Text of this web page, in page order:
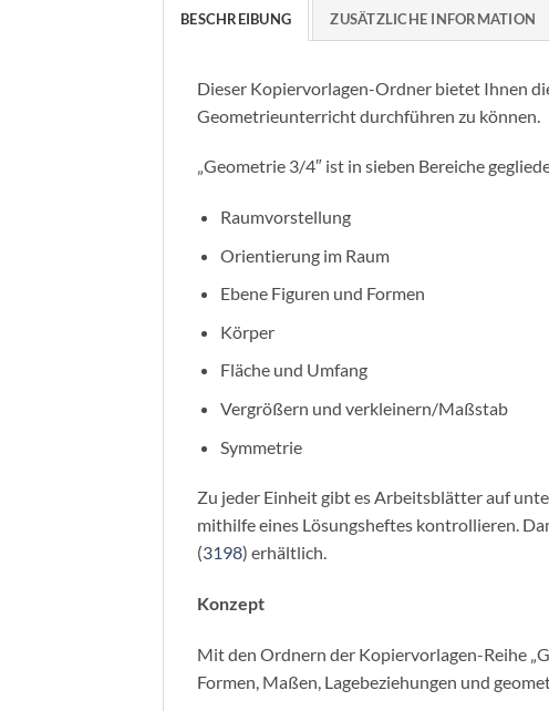
BESCHREIBUNG ZUSÄTZLICHE INFORMATION
Dieser Kopiervorlagen-Ordner bietet Ihnen
Geometrieunterricht durchführen zu können.
„Geometrie 3/4″ ist in sieben Bereiche
Raumvorstellung
Orientierung im Raum
Ebene Figuren und Formen
Körper
Fläche und Umfang
Vergrößern und verkleinern/Maßstab
Symmetrie
Zu jeder Einheit gibt es Arbeitsblätter auf
mithilfe eines Lösungsheftes kontrollieren.
(3198) erhältlich.
Konzept
Mit den Ordnern der Kopiervorlagen-Reihe
Formen, Maßen, Lagebeziehungen und